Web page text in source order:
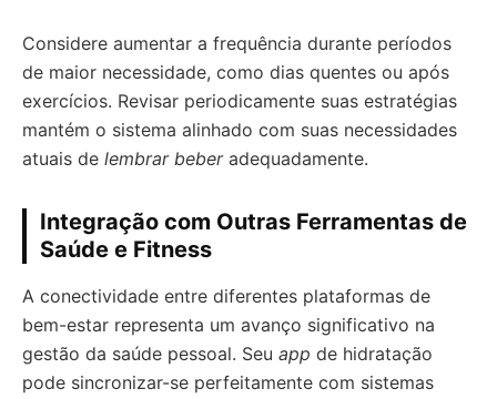
Considere aumentar a frequência durante períodos
de maior necessidade, como dias quentes ou após
exercícios. Revisar periodicamente suas estratégias
mantém o sistema alinhado com suas necessidades
atuais de lembrar beberadequadamente.
Integração com Outras Ferramentas de
Saúde e Fitness
A conectividade entre diferentes plataformas de
bem-estar representa um avanço significativo na
gestão da saúde pessoal. Seu app de hidratação
pode sincronizar-se perfeitamente com sistemas